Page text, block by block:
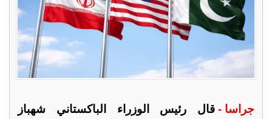
جراسا - قال رئيس الوزراء الباكستاني شهباز